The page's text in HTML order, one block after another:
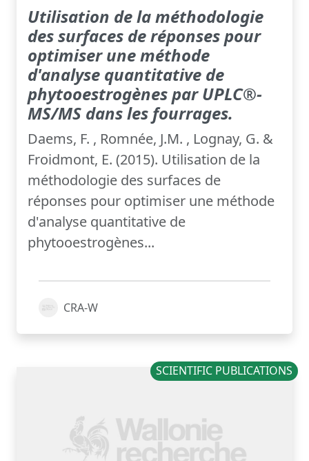
Utilisation de la méthodologie
des surfaces de réponses pour
optimiser une méthode
d'analyse quantitative de
phytooestrogènes par UPLC®-
MS/MS dans les fourrages.
Daems, F. , Romnée, J.M. , Lognay, G. &
Froidmont, E. (2015). Utilisation de la
méthodologie des surfaces de
réponses pour optimiser une méthode
d'analyse quantitative de
phytooestrogènes...
CRA-W
SCIENTIFIC PUBLICATIONS